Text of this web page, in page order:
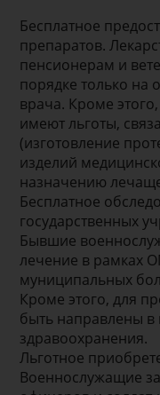
Бесплатное
препаратов.
пенсионерам и
порядке только на
врача. Кроме
имеют льготы,
(изготовление
изделий
назначению
Бесплатное
государственных
Бывшие
лечение в рамках
муниципальных
Кроме этого, для
быть направлены
здравоохранения.
Льготное
Военнослужащие